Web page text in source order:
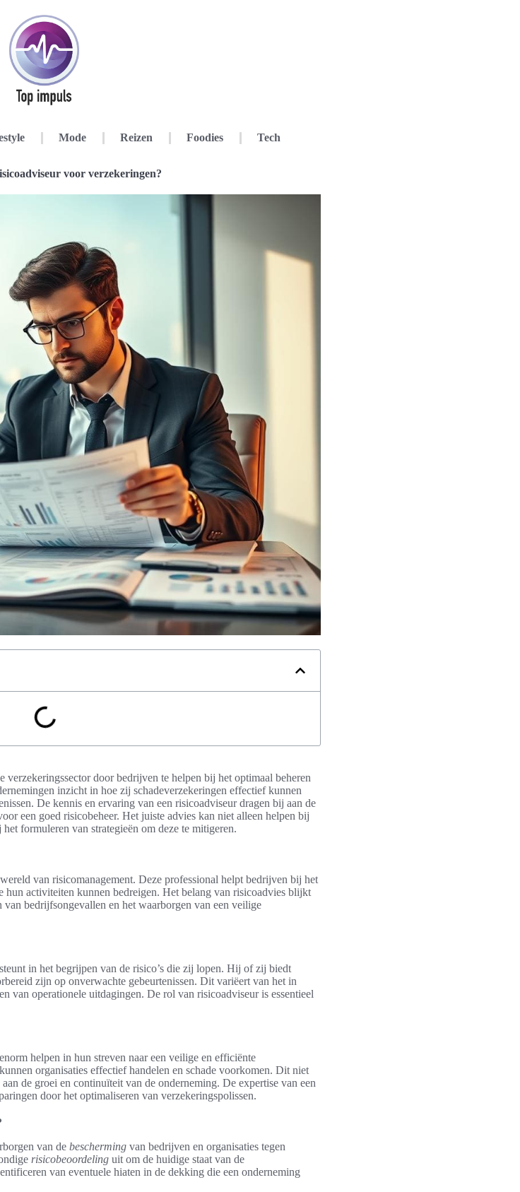
Mode Reizen Foodies Tech
voor verzekeringen?
verzekeringssector door bedrijven te helpen bij het optimaal beheren
inzicht in hoe zij schadeverzekeringen effectief kunnen
De kennis en ervaring van een risicoadviseur dragen bij aan de
een goed risicobeheer. Het juiste advies kan niet alleen helpen bij
formuleren van strategieën om deze te mitigeren.
van risicomanagement. Deze professional helpt bedrijven bij het
hun activiteiten kunnen bedreigen. Het belang van risicoadvies blijkt
bedrijfsongevallen en het waarborgen van een veilige
in het begrijpen van de risico’s die zij lopen. Hij of zij biedt
zijn op onverwachte gebeurtenissen. Dit variëert van het in
van operationele uitdagingen. De rol van risicoadviseur is essentieel
helpen in hun streven naar een veilige en efficiënte
organisaties effectief handelen en schade voorkomen. Dit niet
de groei en continuïteit van de onderneming. De expertise van een
door het optimaliseren van verzekeringspolissen.
van de bescherming van bedrijven en organisaties tegen
risicobeoordeling uit om de huidige staat van de
van eventuele hiaten in de dekking die een onderneming